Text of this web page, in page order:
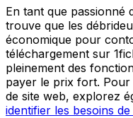
En tant que passionné
trouve que les
économique pour
téléchargement sur
pleinement des
payer le prix fort.
de site web, explorez
identifier les besoins